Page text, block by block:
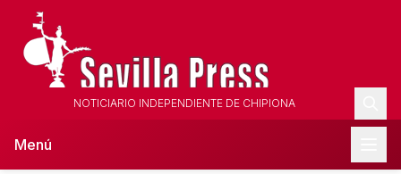
NOTICIARIO INDEPENDIENTE DE CHIPIONA
Menú